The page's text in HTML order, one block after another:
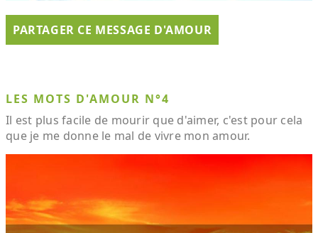
PARTAGER CE MESSAGE D'AMOUR
LES MOTS D'AMOUR N°4
Il est plus facile de mourir que d'aimer, c'est pour cela
que je me donne le mal de vivre mon amour.